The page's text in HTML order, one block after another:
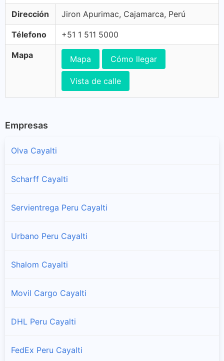
Dirección Jiron Apurimac, Cajamarca, Perú
Télefono +51 1 511 5000
Mapa Mapa Cómo llegar
Vista de calle
Empresas
Olva Cayalti
Scharff Cayalti
Servientrega Peru Cayalti
Urbano Peru Cayalti
Shalom Cayalti
Movil Cargo Cayalti
DHL Peru Cayalti
FedEx Peru Cayalti